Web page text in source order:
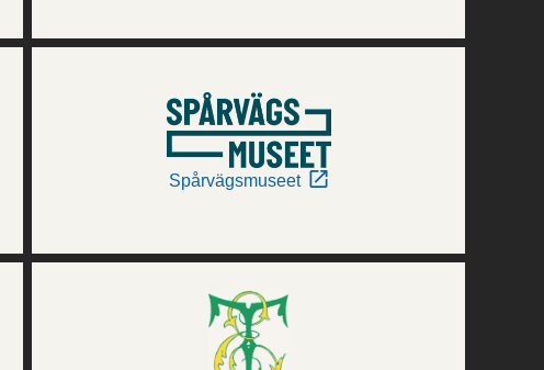
Spårvägsmuseet